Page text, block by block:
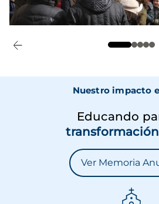
Nuestro impacto
Educando
Ver Memoria